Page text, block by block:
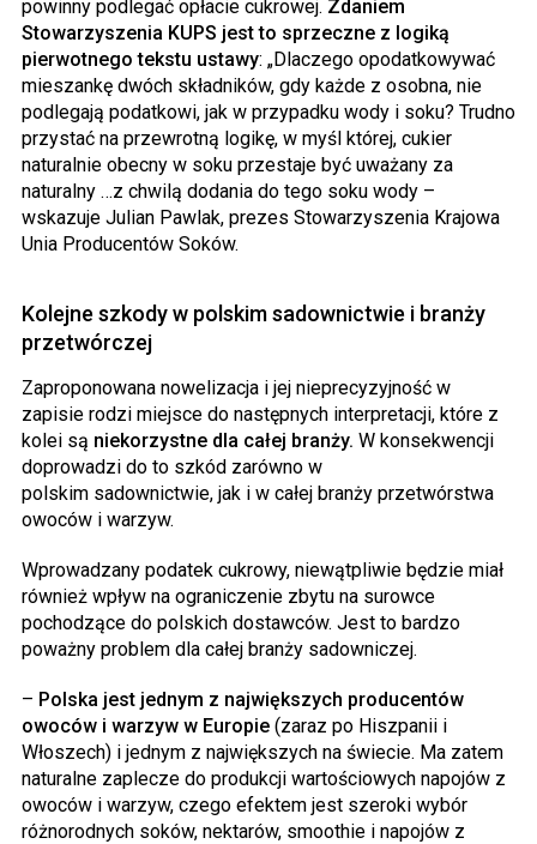
powinny podlegać opłacie cukrowej. Zdaniem
Stowarzyszenia KUPS jest to sprzeczne z logiką
pierwotnego tekstu ustawy: „Dlaczego opodatkowywać
mieszankę dwóch składników, gdy każde z osobna, nie
podlegają podatkowi, jak w przypadku wody i soku? Trudno
przystać na przewrotną logikę, w myśl której, cukier
naturalnie obecny w soku przestaje być uważany za
naturalny …z chwilą dodania do tego soku wody –
wskazuje Julian Pawlak, prezes Stowarzyszenia Krajowa
Unia Producentów Soków.
Kolejne szkody w polskim sadownictwie i branży
przetwórczej
Zaproponowana nowelizacja i jej nieprecyzyjność w
zapisie rodzi miejsce do następnych interpretacji, które z
kolei są niekorzystne dla całej branży. W konsekwencji
doprowadzi do to szkód zarówno w
polskim sadownictwie, jak i w całej branży przetwórstwa
owoców i warzyw.
Wprowadzany podatek cukrowy, niewątpliwie będzie miał
również wpływ na ograniczenie zbytu na surowce
pochodzące do polskich dostawców. Jest to bardzo
poważny problem dla całej branży sadowniczej.
– Polska jest jednym z największych producentów
owoców i warzyw w Europie (zaraz po Hiszpanii i
Włoszech) i jednym z największych na świecie. Ma zatem
naturalne zaplecze do produkcji wartościowych napojów z
owoców i warzyw, czego efektem jest szeroki wybór
różnorodnych soków, nektarów, smoothie i napojów z